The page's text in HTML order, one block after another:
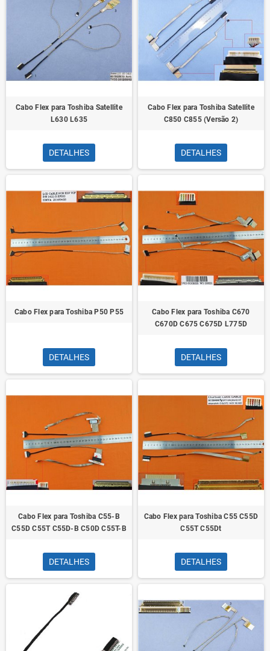
Cabo Flex para Toshiba Satellite
L630 L635
DETALHES
Cabo Flex para Toshiba Satellite
C850 C855 (Versão 2)
DETALHES
Cabo Flex para Toshiba P50 P55
DETALHES
Cabo Flex para Toshiba C670
C670D C675 C675D L775D
DETALHES
Cabo Flex para Toshiba C55-B
C55D C55T C55D-B C50D C55T-B
DETALHES
Cabo Flex para Toshiba C55 C55D
C55T C55Dt
DETALHES